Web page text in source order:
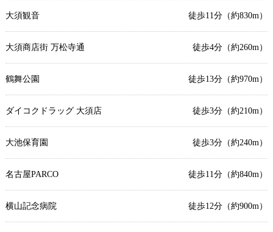
大須観音 徒歩11分（約830m）
大須商店街 万松寺通 徒歩4分（約260m）
鶴舞公園 徒歩13分（約970m）
ダイコクドラッグ 大須店 徒歩3分（約210m）
大池保育園 徒歩3分（約240m）
名古屋PARCO 徒歩11分（約840m）
横山記念病院 徒歩12分（約900m）